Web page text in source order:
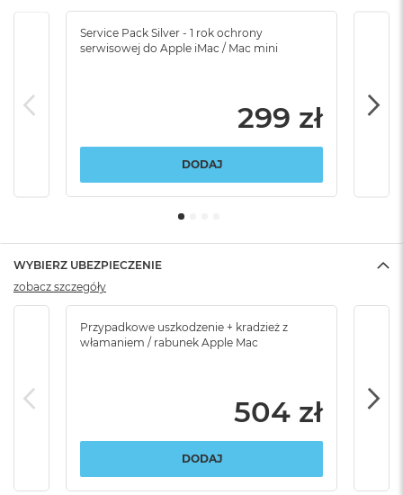
Service Pack Silver - 1 rok ochrony
serwisowej do Apple iMac / Mac mini
299 zł
DODAJ
WYBIERZ UBEZPIECZENIE
Przypadkowe uszkodzenie + kradzież z
włamaniem / rabunek Apple Mac
504 zł
DODAJ
zobacz szczegóły